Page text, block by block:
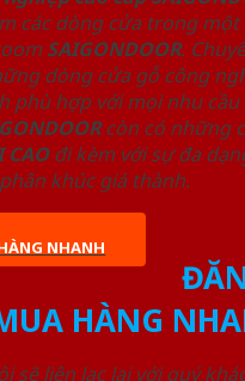
các dòng cửa trong một
SAIGONDOOR.
dòng cửa gỗ công
phù hợp với mọi nhu
còn có những
CAOđi kèm với sự đa
khúc giá thành.
NHANH
HÀNG
sẽ liên lạc lại với quý